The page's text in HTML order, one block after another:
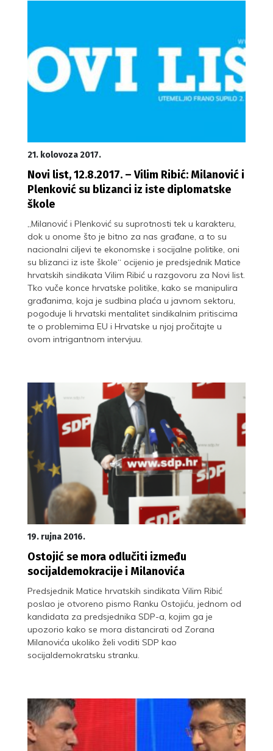
21. kolovoza 2017.
Novi list, 12.8.2017. – Vilim Ribić: Milanović i
Plenković su blizanci iz iste diplomatske
škole
„Milanović i Plenković su suprotnosti tek u karakteru,
dok u onome što je bitno za nas građane, a to su
nacionalni ciljevi te ekonomske i socijalne politike, oni
su blizanci iz iste škole“ ocijenio je predsjednik Matice
hrvatskih sindikata Vilim Ribić u razgovoru za Novi list.
Tko vuče konce hrvatske politike, kako se manipulira
građanima, koja je sudbina plaća u javnom sektoru,
pogoduje li hrvatski mentalitet sindikalnim pritiscima
te o problemima EU i Hrvatske u njoj pročitajte u
ovom intrigantnom intervjuu.
19. rujna 2016.
Ostojić se mora odlučiti između
socijaldemokracije i Milanovića
Predsjednik Matice hrvatskih sindikata Vilim Ribić
poslao je otvoreno pismo Ranku Ostojiću, jednom od
kandidata za predsjednika SDP-a, kojim ga je
upozorio kako se mora distancirati od Zorana
Milanovića ukoliko želi voditi SDP kao
socijaldemokratsku stranku.